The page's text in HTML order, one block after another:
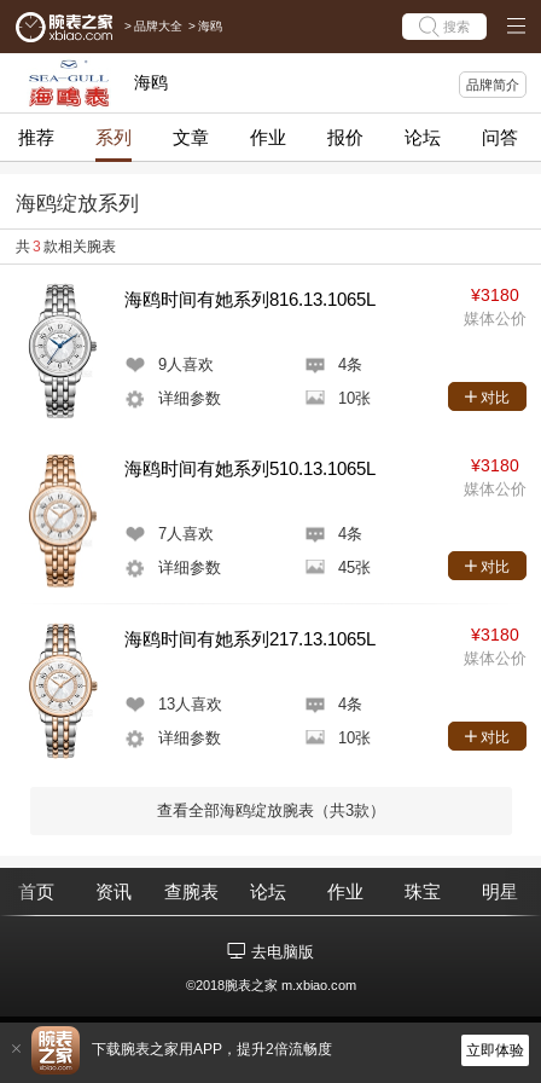
下载腕表之家用APP，提升2倍流畅度 立即体验
> 品牌大全 > 海鸥 搜索
海鸥 品牌简介
推荐 系列 文章 作业 报价 论坛 问答
海鸥绽放系列
共3 款相关腕表
海鸥时间有她系列816.13.1065L
9人喜欢
4条
详细参数
10张
¥3180
媒体公价
对比
海鸥时间有她系列510.13.1065L
7人喜欢
4条
详细参数
45张
¥3180
媒体公价
对比
海鸥时间有她系列217.13.1065L
13人喜欢
4条
详细参数
10张
¥3180
媒体公价
对比
查看全部海鸥绽放腕表（共3款）
首页 资讯 查腕表 论坛 作业 珠宝 明星
去电脑版
©2018腕表之家 m.xbiao.com